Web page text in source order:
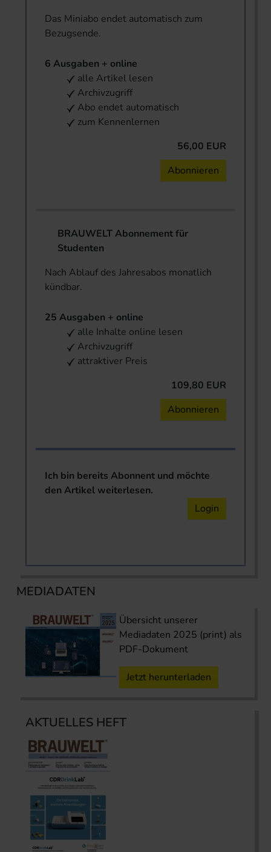
Das Miniabo endet automatisch zum
Bezugsende.
6 Ausgaben + online
alle Artikel lesen
Archivzugriff
Abo endet automatisch
zum Kennenlernen
56,00 EUR
Abonnieren
BRAUWELT Abonnement für
Studenten
Nach Ablauf des Jahresabos monatlich
kündbar.
25 Ausgaben + online
alle Inhalte online lesen
Archivzugriff
attraktiver Preis
109,80 EUR
Abonnieren
Ich bin bereits Abonnent und möchte
den Artikel weiterlesen.
Login
MEDIADATEN
Übersicht unserer
Mediadaten 2025 (print) als
PDF-Dokument
Jetzt herunterladen
AKTUELLES HEFT